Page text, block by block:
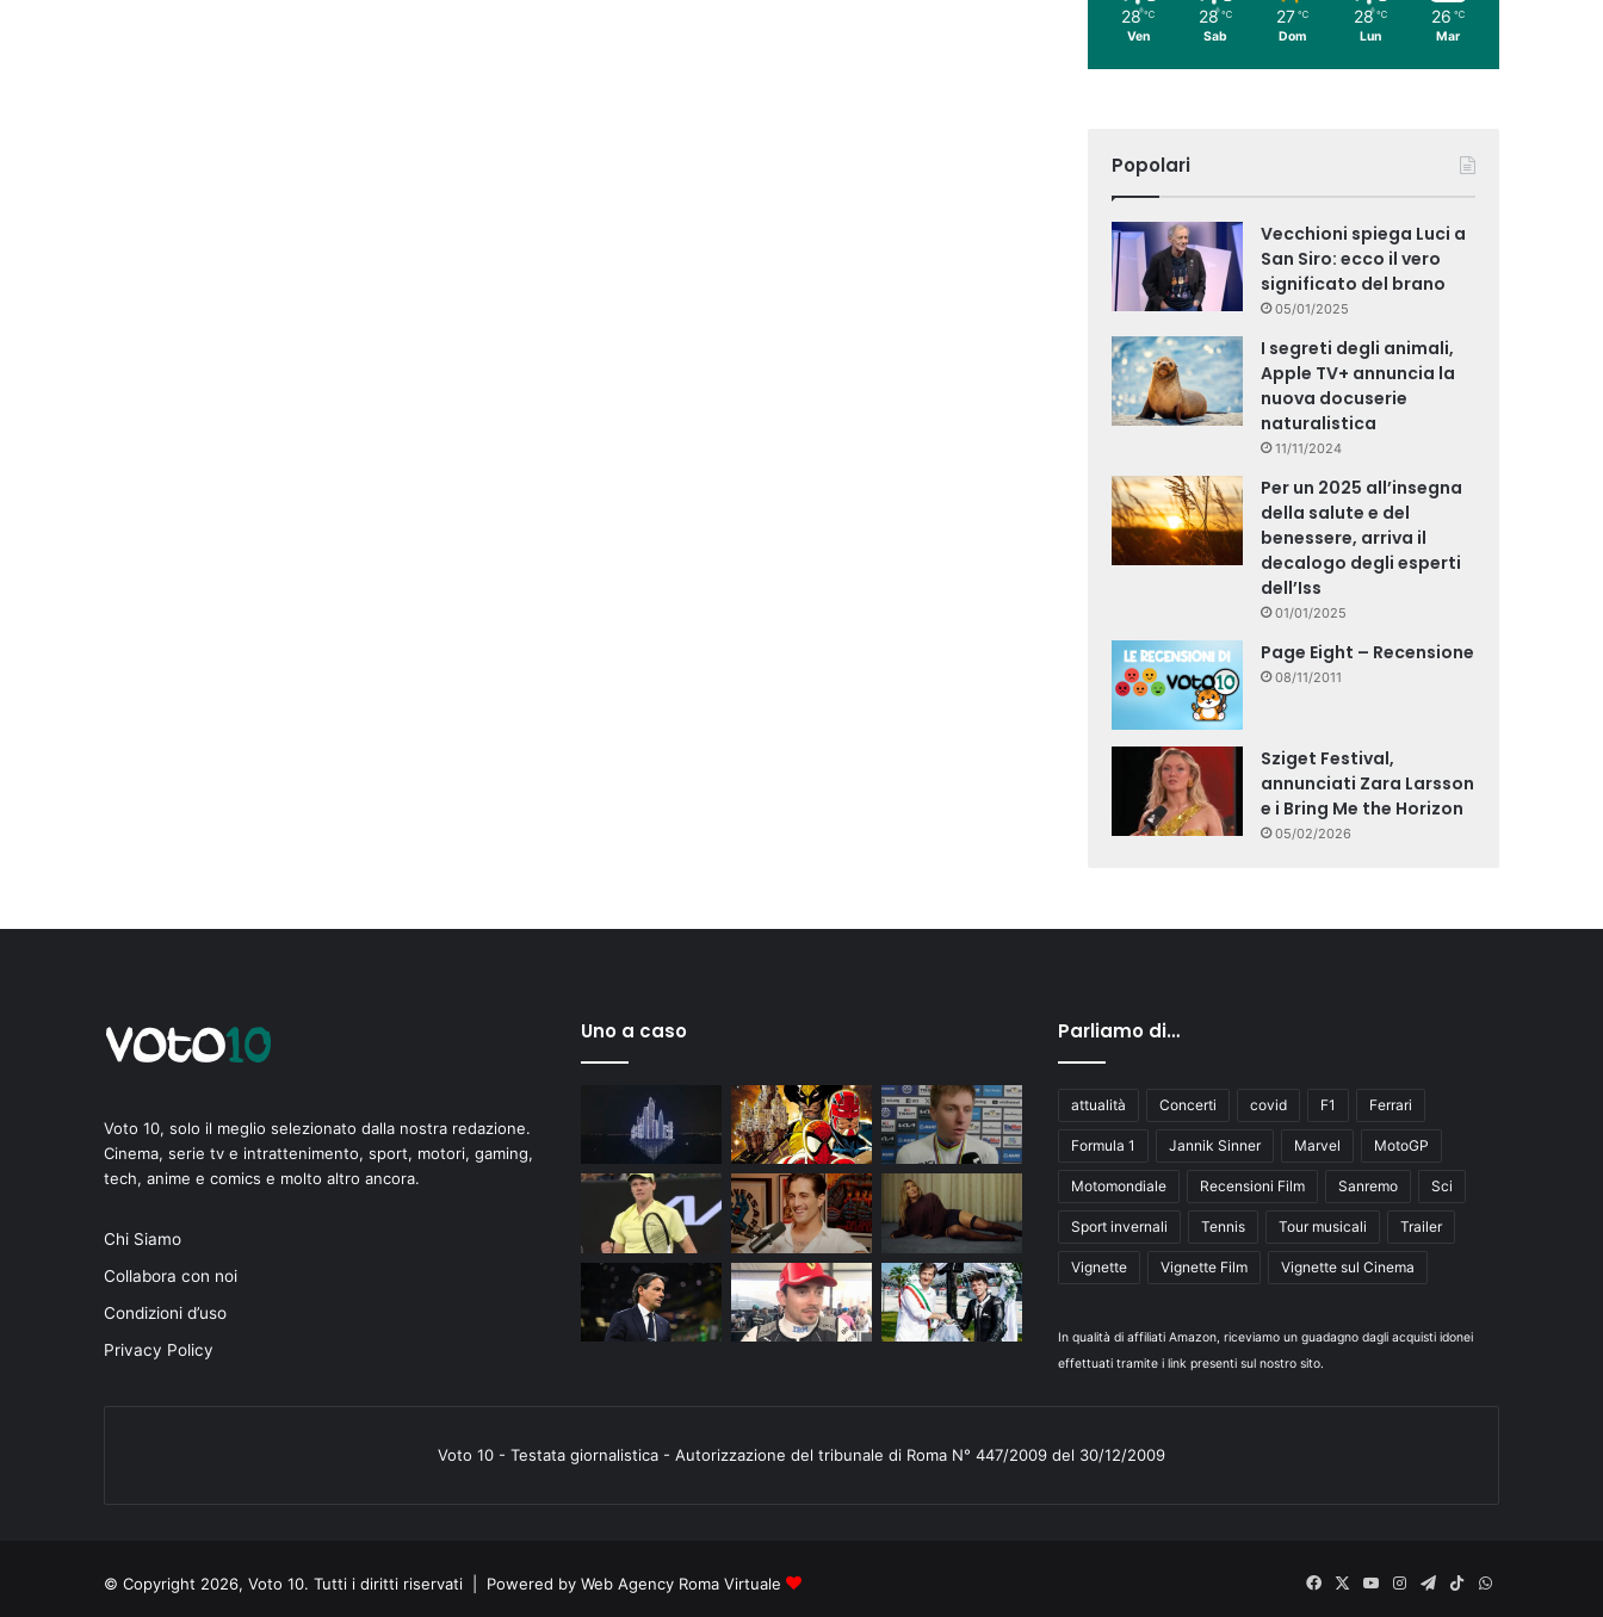
28 ℃
Ven
28 ℃
Sab
27 ℃
Dom
28 ℃
Lun
26 ℃
Mar
Popolari
Vecchioni spiega Luci a
San Siro: ecco il vero
significato del brano
05/01/2025
I segreti degli animali,
Apple TV+ annuncia la
nuova docuserie
naturalistica
11/11/2024
Per un 2025 all’insegna
della salute e del
benessere, arriva il
decalogo degli esperti
dell’Iss
01/01/2025
Page Eight – Recensione
08/11/2011
Sziget Festival,
annunciati Zara Larsson
e i Bring Me the Horizon
05/02/2026
Voto 10, solo il meglio selezionato dalla nostra redazione.
Cinema, serie tv e intrattenimento, sport, motori, gaming,
tech, anime e comics e molto altro ancora.
Chi Siamo
Collabora con noi
Condizioni d’uso
Privacy Policy
Uno a caso Parliamo di…
attualità Concerti covid F1 Ferrari
Formula 1 Jannik Sinner Marvel MotoGP
Motomondiale Recensioni Film Sanremo Sci
Sport invernali Tennis Tour musicali Trailer
Vignette Vignette Film Vignette sul Cinema
In qualità di affiliati Amazon, riceviamo un guadagno dagli acquisti idonei
effettuati tramite i link presenti sul nostro sito.
Voto 10 - Testata giornalistica - Autorizzazione del tribunale di Roma N° 447/2009 del 30/12/2009
© Copyright 2026, Voto 10. Tutti i diritti riservati | Powered by Web Agency Roma Virtuale Facebook
X
YouInstagram
Telegram
TikTokWhatsApp